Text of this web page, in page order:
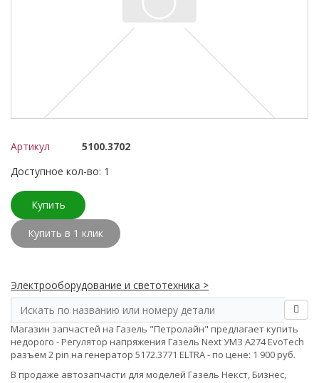
Артикул
5100.3702
Доступное кол-во: 1
Купить
Купить в 1 клик
Электрооборудование и светотехника >
Магазин запчастей на Газель "Петролайн" предлагает купить
недорого - Регулятор напряжения Газель Next УМЗ А274 EvoTech
разъем 2 pin на генератор 5172.3771 ELTRA - по цене: 1 900 руб.
В продаже автозапчасти для моделей Газель Некст, Бизнес,